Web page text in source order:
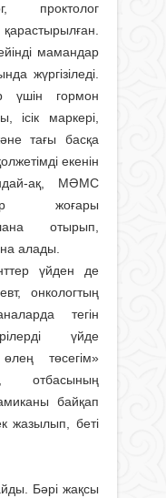
проктолог
мамандар
жүргізіледі.
үшін гормон
ісік маркері,
тағы басқа
екенін
ақ, МӘМС
жоғары
отырып,
алады.
үйден де
онкологтың
тегін
үйде
төсегім»
отбасының
байқап
жазылып, беті
Бәрі жақсы